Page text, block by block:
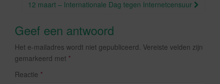
12 maart – Internationale Dag tegen Internetcensuur
Geef een antwoord
Het e-mailadres wordt niet gepubliceerd. Vereiste velden zijn
gemarkeerd met *
Reactie *